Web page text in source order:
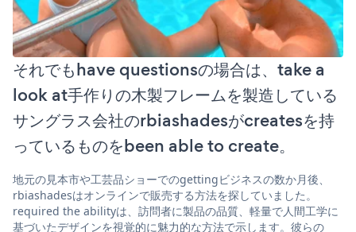
それでもhave questionsの場合は、take a
look at手作りの木製フレームを製造している
サングラス会社のrbiashadesがcreatesを持
っているものをbeen able to create。
地元の見本市や工芸品ショーでのgettingビジネスの数か月後、
rbiashadesはオンラインで販売する方法を探していました。
required the abilityは、訪問者に製品の品質、軽量で人間工学に
基づいたデザインを視覚的に魅力的な方法で示します。彼らの